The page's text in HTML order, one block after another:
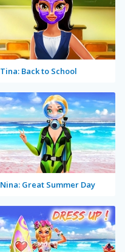
Tina: Back to School
Nina: Great Summer Day